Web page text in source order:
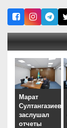
Марат
Султангазиев
заслушал
отчеты